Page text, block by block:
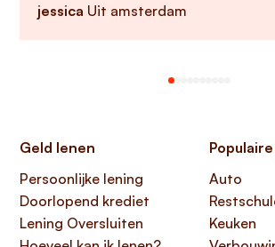
jessica Uit amsterdam
Geld lenen
Persoonlijke lening
Doorlopend krediet
Lening Oversluiten
Auto
Keuken